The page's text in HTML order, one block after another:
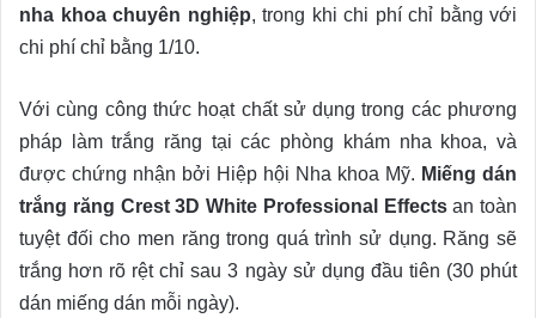
nha khoa chuyên nghiệp, trong khi chi phí chỉ bằng với
chi phí chỉ bằng 1/10.
Với cùng công thức hoạt chất sử dụng trong các phương
pháp làm trắng răng tại các phòng khám nha khoa, và
được chứng nhận bởi Hiệp hội Nha khoa Mỹ. Miếng dán
trắng răng Crest 3D White Professional Effectsan toàn
tuyệt đối cho men răng trong quá trình sử dụng. Răng sẽ
trắng hơn rõ rệt chỉ sau 3 ngày sử dụng đầu tiên (30 phút
dán miếng dán mỗi ngày).